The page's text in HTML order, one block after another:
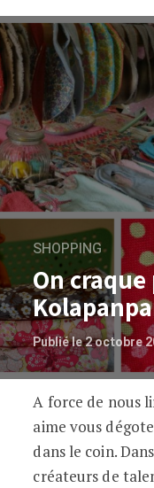
SHOPPING
On
Publié le 2 octobre
On craque
A force de nous
aime vous
dans le coin.
créateurs de